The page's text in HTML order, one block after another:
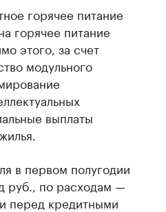
горячее питание
горячее питание
этого, за счет
модульного
выплаты
в первом полугодии
руб., по расходам —
перед кредитными